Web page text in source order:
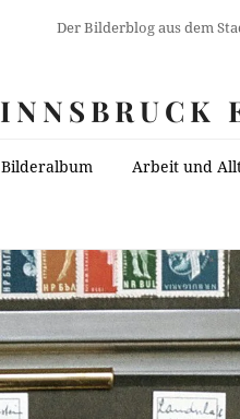
Der Bilderblog aus dem
INNSBRUCK
Bilderalbum Arbeit und